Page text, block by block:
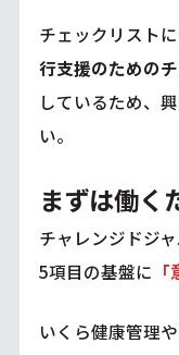
チェックリスト
行支援のためのチ
しているため、
い。
まずは働く
チャレンジドジ
5項目の基盤に
いくら健康管理